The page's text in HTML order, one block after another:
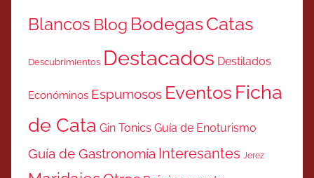
Blancos Blog BodegasCatas
Descubrimientos Destacados Destilados
Económinos Espumosos Eventos Ficha
de Cata Gin Tonics Guía de Enoturismo
Guía de Gastronomía Interesantes Jerez